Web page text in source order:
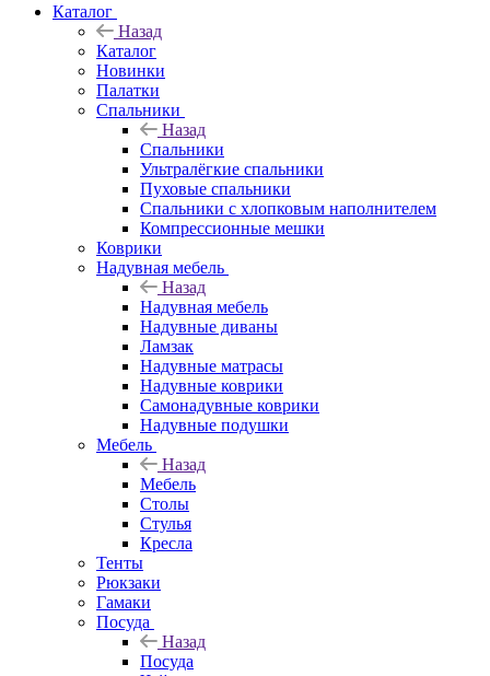
Каталог
Назад
Каталог
Новинки
Палатки
Спальники
Назад
Спальники
Ультралёгкие спальники
Пуховые спальники
Спальники с хлопковым наполнителем
Компрессионные мешки
Коврики
Надувная мебель
Назад
Надувная мебель
Надувные диваны
Ламзак
Надувные матрасы
Надувные коврики
Самонадувные коврики
Надувные подушки
Мебель
Назад
Мебель
Столы
Стулья
Кресла
Тенты
Рюкзаки
Гамаки
Посуда
Назад
Посуда